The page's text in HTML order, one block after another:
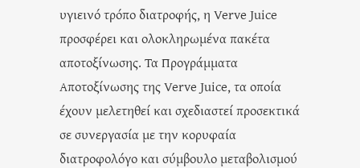
υγιεινό τρόπο διατροφής, η Verve Juice
προσφέρει και ολοκληρωμένα πακέτα
αποτοξίνωσης. Τα Προγράμματα
Αποτοξίνωσης της Verve Juice, τα οποία
έχουν μελετηθεί και σχεδιαστεί προσεκτικά
σε συνεργασία με την κορυφαία
διατροφολόγο και σύμβουλο μεταβολισμού